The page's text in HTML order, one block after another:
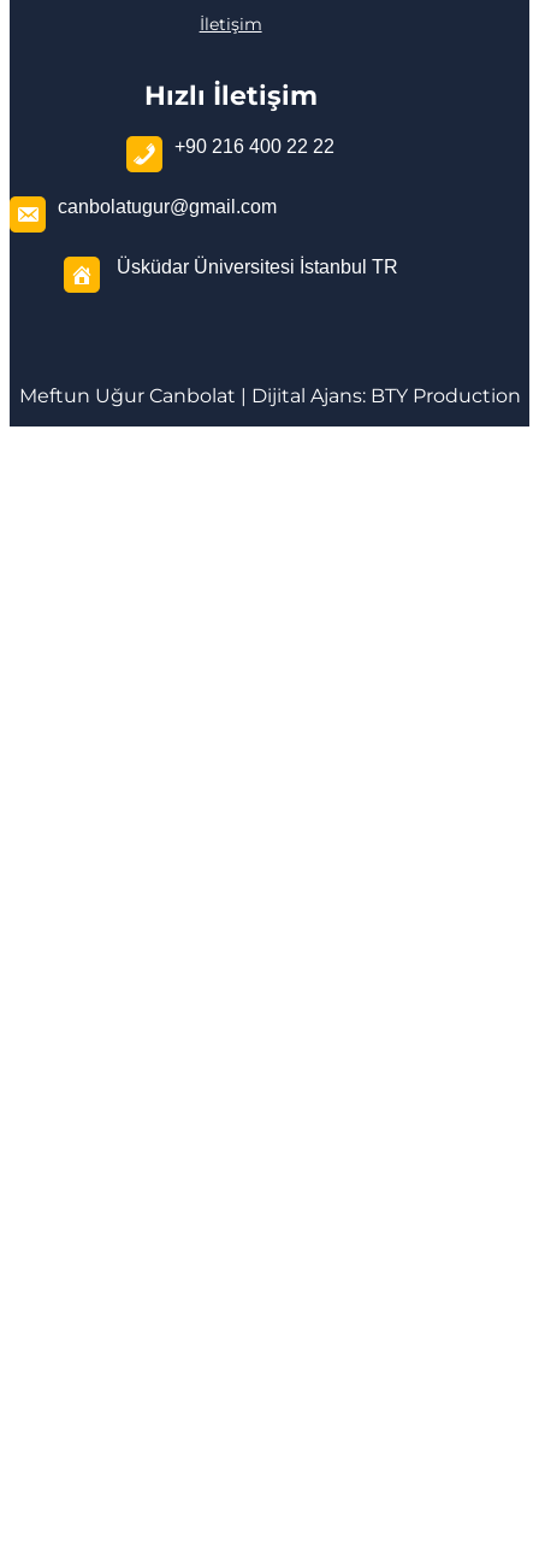
İletişim
Hızlı İletişim
+90 216 400 22 22
canbolatugur@gmail.com
Üsküdar Üniversitesi İstanbul TR
Meftun Uğur Canbolat | Dijital Ajans: BTY Production